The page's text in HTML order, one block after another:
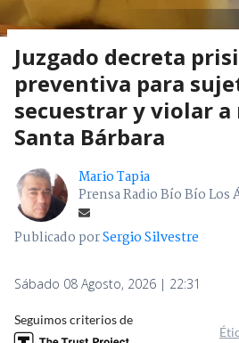
Juzgado decreta
preventiva para
secuestrar y violar a
Santa Bárbara
Mario Tapia
Prensa Radio Bío Bío Los
Publicado porSergio Silvestre
Sábado 08 Agosto, 2026 | 22:31
Seguimos criterios de